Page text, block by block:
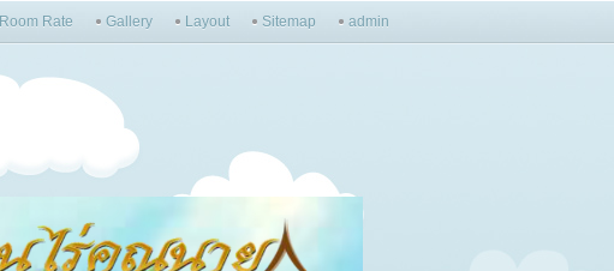
Room Rate Gallery Layout Sitemap admin